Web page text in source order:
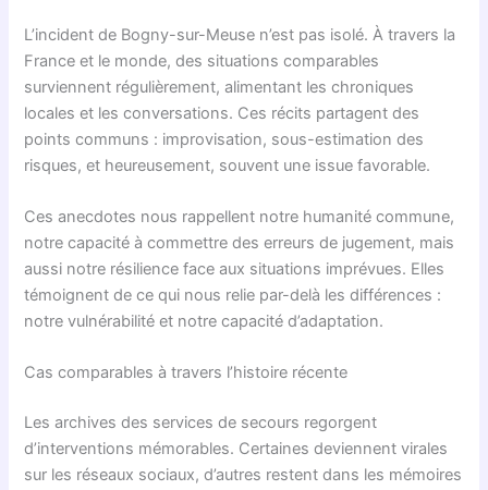
L’incident de Bogny-sur-Meuse n’est pas isolé. À travers la
France et le monde, des situations comparables
surviennent régulièrement, alimentant les chroniques
locales et les conversations. Ces récits partagent des
points communs : improvisation, sous-estimation des
risques, et heureusement, souvent une issue favorable.
Ces anecdotes nous rappellent notre humanité commune,
notre capacité à commettre des erreurs de jugement, mais
aussi notre résilience face aux situations imprévues. Elles
témoignent de ce qui nous relie par-delà les différences :
notre vulnérabilité et notre capacité d’adaptation.
Cas comparables à travers l’histoire récente
Les archives des services de secours regorgent
d’interventions mémorables. Certaines deviennent virales
sur les réseaux sociaux, d’autres restent dans les mémoires